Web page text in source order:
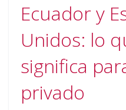
Ecuador y
Unidos: lo
significa
privado